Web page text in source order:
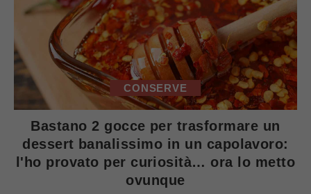
CONSERVE
Bastano 2 gocce per trasformare un
dessert banalissimo in un capolavoro:
l'ho provato per curiosità… ora lo metto
ovunque